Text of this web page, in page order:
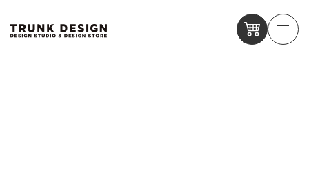
プンします
【3/29 KOBE SHOYA】問いを問うスナック「モンモン」オー